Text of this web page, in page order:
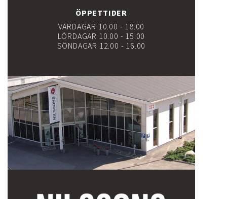
ÖPPETTIDER
VARDAGAR 10.00 - 18.00
LÖRDAGAR 10.00 - 15.00
SÖNDAGAR 12.00 - 16.00